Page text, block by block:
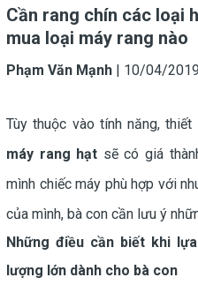
Cần rang chín các loại
mua loại máy rang nào
Phạm Văn Mạnh | 10/04/2019
Tùy thuộc vào tính năng,
máy rang hạt sẽ có giá
mình chiếc máy phù hợp với
của mình, bà con cần lưu ý
Những điều cần biết khi
lượng lớn dành cho bà con